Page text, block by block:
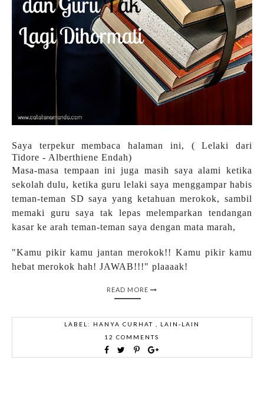
Saya terpekur membaca halaman ini, ( Lelaki dari
Tidore - Alberthiene Endah)
Masa-masa tempaan ini juga masih saya alami ketika
sekolah dulu, ketika guru lelaki saya menggampar habis
teman-teman SD saya yang ketahuan merokok, sambil
memaki guru saya tak lepas melemparkan tendangan
kasar ke arah teman-teman saya dengan mata marah,
"Kamu pikir kamu jantan merokok!! Kamu pikir kamu
hebat merokok hah! JAWAB!!!" plaaaak!
READ MORE
LABEL: HANYA CURHAT
LAIN-LAIN
12 COMMENTS